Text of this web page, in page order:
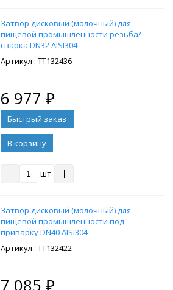
Затвор дисковый (молочный) для
пищевой промышленности резьба/
сварка DN32 AISI304
: ТТ132436
6 977 ₽
В корзину
шт
Затвор дисковый (молочный) для
пищевой промышленности под
приварку DN40 AISI304
: ТТ132422
7 085 ₽